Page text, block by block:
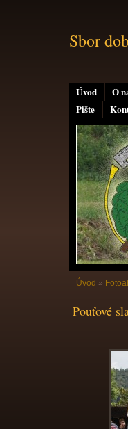
Úvod O
Pište
Sbor
Úvod »
Pouťové